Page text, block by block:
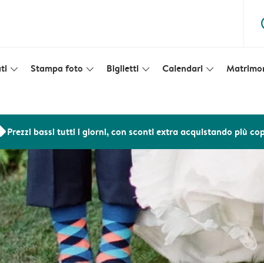
slim_arrow_down Stampa foto slim_arrow_down Biglietti slim_arrow_down Calendari slim_arrow_down
Prezzi bassi tutti i giorni, con sconti extra acquistando più